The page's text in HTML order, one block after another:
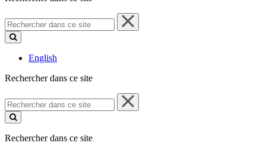
Rechercher
dans
ce
English
Rechercher dans ce site
Rechercher
dans
ce
Rechercher dans ce site